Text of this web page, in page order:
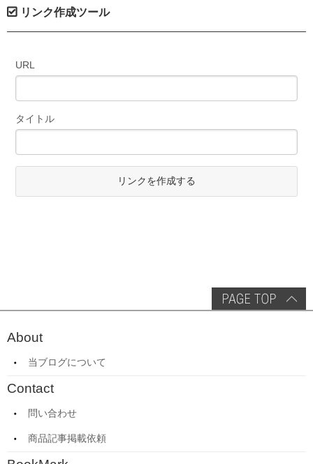
リンク作成ツール
URL
タイトル
リンクを作成する
About
当ブログについて
Contact
問い合わせ
商品記事掲載依頼